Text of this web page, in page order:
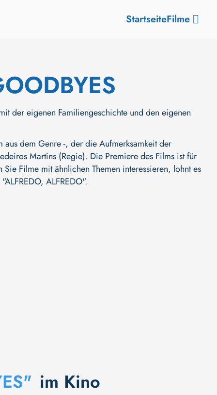
StartseiteFilme
der eigenen Familiengeschichte und den eigenen
aus dem Genre -, der die Aufmerksamkeit der
Martins (Regie). Die Premiere des Films ist für
Filme mit ähnlichen Themen interessieren, lohnt es
"ALFREDO, ALFREDO".
im Kino